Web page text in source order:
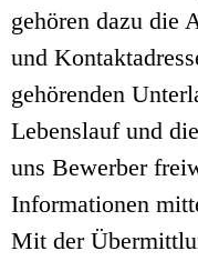
gehören dazu die
und
gehörenden
Lebenslauf und
uns Bewerber
Informationen
Mit der